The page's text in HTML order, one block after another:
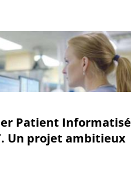
Patient Informatisé
Un projet ambitieux